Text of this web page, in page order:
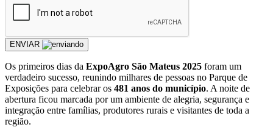
ENVIAR
Os primeiros dias da ExpoAgro São Mateus 2025 foram um
verdadeiro sucesso, reunindo milhares de pessoas no Parque de
Exposições para celebrar os 481 anos do município. A noite de
abertura ficou marcada por um ambiente de alegria, segurança e
integração entre famílias, produtores rurais e visitantes de toda a
região.